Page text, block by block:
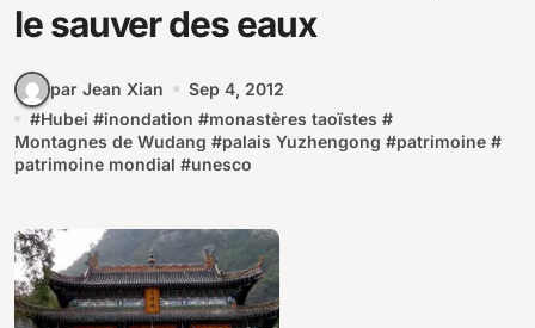
le sauver des eaux
par Jean Xian
Sep 4, 2012
#Hubei #inondation #monastères taoïstes #
Montagnes de Wudang #palais Yuzhengong #patrimoine #
patrimoine mondial #unesco